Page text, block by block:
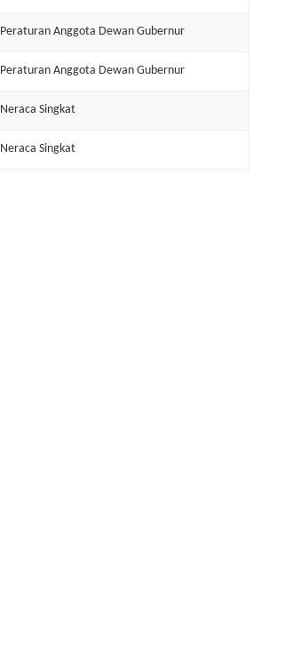
Peraturan Anggota Dewan Gubernur
Peraturan Anggota Dewan Gubernur
Neraca Singkat
Neraca Singkat